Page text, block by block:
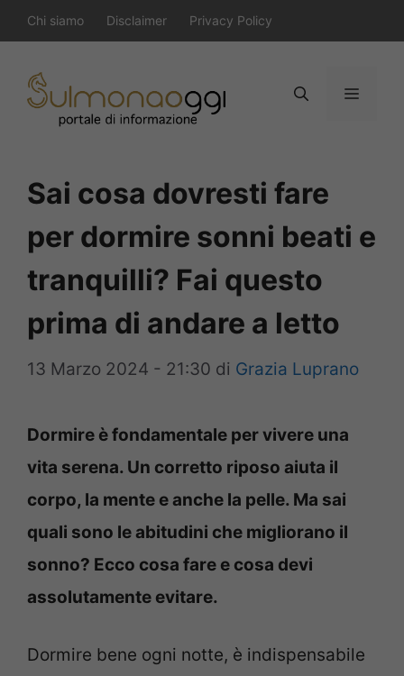
al
contenuto
Chi siamo Disclaimer Privacy Policy
Menu
Sai cosa dovresti fare
per dormire sonni beati e
tranquilli? Fai questo
prima di andare a letto
13 Marzo 2024 - 21:30 di Grazia Luprano
Dormire è fondamentale per vivere una
vita serena. Un corretto riposo aiuta il
corpo, la mente e anche la pelle. Ma sai
quali sono le abitudini che migliorano il
sonno? Ecco cosa fare e cosa devi
assolutamente evitare.
Dormire bene ogni notte, è indispensabile